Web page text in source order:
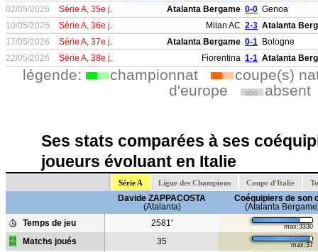
02/05/2026 Série A, 35e j. Atalanta Bergame 0-0 Genoa
10/05/2026
Série A, 36e j. Milan AC 2-3 Atalanta
17/05/2026
Série A, 37e j. Atalanta Bergame 0-1 Bologne
22/05/2026
Série A, 38e j. Fiorentina 1-1 Atalanta
légende: championnat
coupe(s)
d'europe
abs. absent
Ses stats comparées à ses
joueurs évoluant en Italie
Série A Ligue des Champions Coupe d'Italie
Davide ZAPPACOSTA
(Atalanta)
Coéquipiers de son
(Atalanta
Temps de jeu
2581' max:3330
Matchs joués 35 max:37